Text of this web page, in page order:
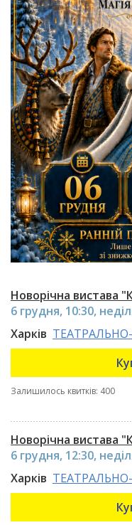
Новорічна вистава
6 грудня, 10:30,
Харків
Залишилось квитків: 400
Новорічна вистава
6 грудня, 12:30,
Харків